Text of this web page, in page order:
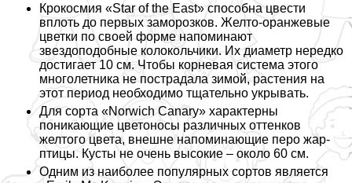
Крокосмия «Star of the East» способна цвести
вплоть до первых заморозков. Желто-оранжевые
цветки по своей форме напоминают
звездоподобные колокольчики. Их диаметр нередко
достигает 10 см. Чтобы корневая система этого
многолетника не пострадала зимой, растения на
этот период необходимо тщательно укрывать.
Для сорта «Norwich Canary» хаpaктерны
поникающие цветоносы различных оттенков
желтого цвета, внешне напоминающие перо жар-
птицы. Кусты не очень высокие – около 60 см.
Одним из наиболее популярных сортов является